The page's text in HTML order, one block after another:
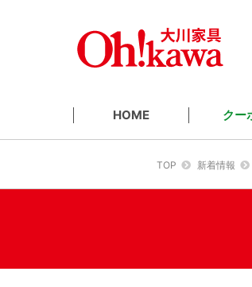
HOME クー
TOP 新着情報